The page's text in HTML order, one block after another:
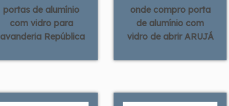
portas de alumínio
com vidro para
lavanderia República
onde compro porta
de alumínio com
vidro de abrir ARUJÁ